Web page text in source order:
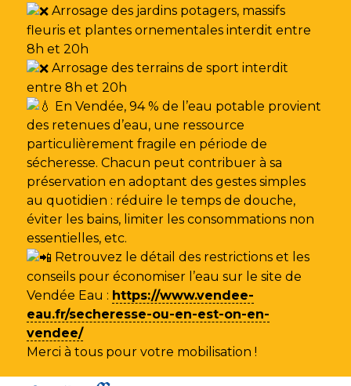
Arrosage des jardins potagers, massifs
fleuris et plantes ornementales interdit entre
8h et 20h
Arrosage des terrains de sport interdit
entre 8h et 20h
En Vendée, 94 % de l’eau potable provient
des retenues d’eau, une ressource
particulièrement fragile en période de
sécheresse. Chacun peut contribuer à sa
préservation en adoptant des gestes simples
au quotidien : réduire le temps de douche,
éviter les bains, limiter les consommations non
essentielles, etc.
Retrouvez le détail des restrictions et les
conseils pour économiser l’eau sur le site de
Vendée Eau : https://www.vendee-
eau.fr/secheresse-ou-en-est-on-en-
vendee/
Merci à tous pour votre mobilisation !